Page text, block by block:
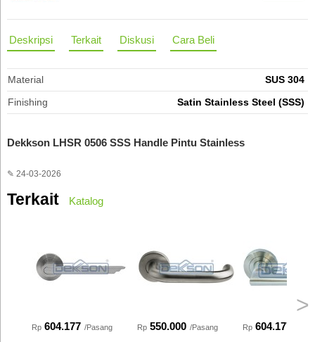
Deskripsi Terkait Diskusi Cara Beli
Material
SUS 304
Finishing
Satin Stainless Steel (SSS)
Dekkson LHSR 0506 SSS Handle Pintu Stainless
✎ 24-03-2026
Terkait Katalog
>
Rp 604.177 /Pasang Rp 550.000 /Pasang Rp 604.177